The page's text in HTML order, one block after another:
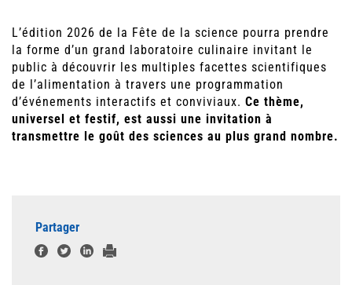
L’édition 2026 de la Fête de la science pourra prendre
la forme d’un grand laboratoire culinaire invitant le
public à découvrir les multiples facettes scientifiques
de l’alimentation à travers une programmation
d’événements interactifs et conviviaux. Ce thème,
universel et festif, est aussi une invitation à
transmettre le goût des sciences au plus grand nombre.
Partager